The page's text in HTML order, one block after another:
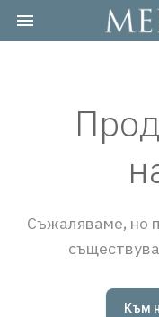
Съжаляваме, но
Към